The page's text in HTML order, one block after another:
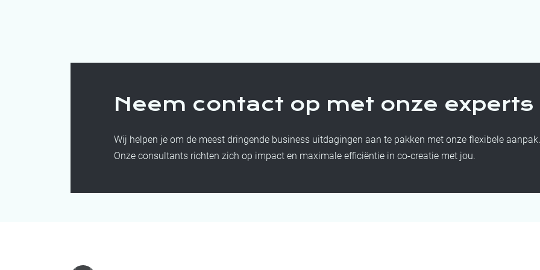
Neem contact op met onze experts
Wij helpen je om de meest dringende business uitdagingen aan te pakken met onze flexibele aanpak.
Onze consultants richten zich op impact en maximale efficiëntie in co-creatie met jou.